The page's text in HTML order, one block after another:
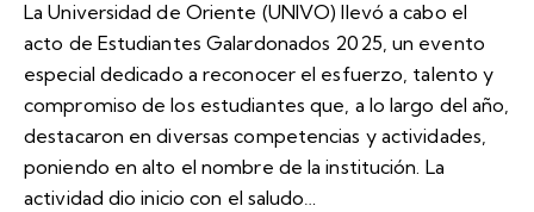
La Universidad de Oriente (UNIVO) llevó a cabo el
acto de Estudiantes Galardonados 2025, un evento
especial dedicado a reconocer el esfuerzo, talento y
compromiso de los estudiantes que, a lo largo del año,
destacaron en diversas competencias y actividades,
poniendo en alto el nombre de la institución. La
actividad dio inicio con el saludo…